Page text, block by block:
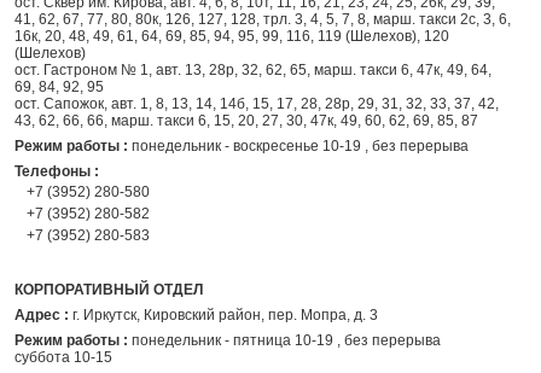
41, 62, 67, 77, 80, 80к, 126, 127, 128, трл. 3, 4, 5, 7, 8, марш. такси 2с, 3, 6,
16к, 20, 48, 49, 61, 64, 69, 85, 94, 95, 99, 116, 119 (Шелехов), 120
(Шелехов)
ост. Гастроном № 1, авт. 13, 28р, 32, 62, 65, марш. такси 6, 47к, 49, 64,
69, 84, 92, 95
ост. Сапожок, авт. 1, 8, 13, 14, 14б, 15, 17, 28, 28р, 29, 31, 32, 33, 37, 42,
43, 62, 66, 66, марш. такси 6, 15, 20, 27, 30, 47к, 49, 60, 62, 69, 85, 87
Режим работы : понедельник - воскресенье 10-19 , без перерыва
Телефоны :
+7 (3952) 280-580
+7 (3952) 280-582
+7 (3952) 280-583
КОРПОРАТИВНЫЙ ОТДЕЛ
Адрес : г. Иркутск, Кировский район, пер. Мопра, д. 3
Режим работы : понедельник - пятница 10-19 , без перерыва
суббота 10-15